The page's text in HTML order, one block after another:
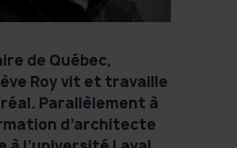
de Québec,
Roy vit et travaille
Parallèlement à
d’architecte